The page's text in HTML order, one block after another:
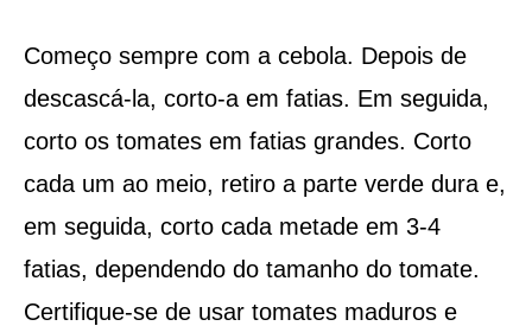
Começo sempre com a cebola. Depois de
descascá-la, corto-a em fatias. Em seguida,
corto os tomates em fatias grandes. Corto
cada um ao meio, retiro a parte verde dura e,
em seguida, corto cada metade em 3-4
fatias, dependendo do tamanho do tomate.
Certifique-se de usar tomates maduros e